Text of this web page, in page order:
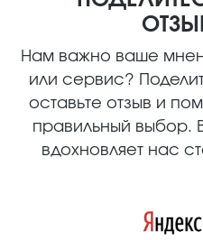
Нам важно ваше
или сервис?
оставьте отзыв и
правильный выбор.
вдохновляет нас